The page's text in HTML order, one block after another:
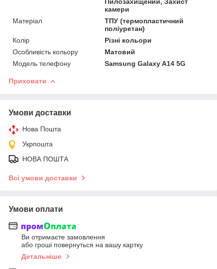
камери
Матеріал
ТПУ (термопластичний
поліуретан)
Колір
Різні кольори
Особливість кольору
Матовий
Модель телефону
Samsung Galaxy A14 5G
Приховати
Умови доставки
Нова Пошта
Укрпошта
НОВА ПОШТА
Всі умови доставки
Умови оплати
Ви отримаєте замовлення
або гроші повернуться на вашу картку
Детальніше